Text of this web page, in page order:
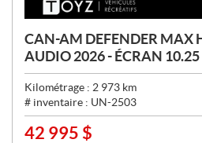
CAN-AM DEFENDER MAX
AUDIO 2026 - ÉCRAN 10.25
Kilométrage : 2 973 km
# inventaire : UN-2503
P
42 995 $